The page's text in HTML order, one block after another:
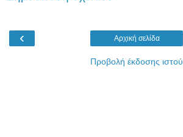
‹ Αρχική σελίδα
Προβολή έκδοσης ιστού